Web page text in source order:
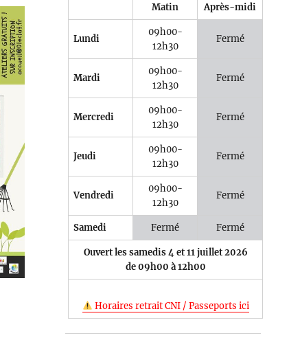
Outlook Live
Matin
Après-midi
Lundi
09h00-
12h30
Fermé
Mardi
09h00-
12h30
Fermé
Mercredi
09h00-
12h30
Fermé
Jeudi
09h00-
12h30
Fermé
Vendredi
09h00-
12h30
Fermé
Samedi Fermé Fermé
Ouvert les samedis 4 et 11 juillet 2026
de 09h00 à 12h00
Horaires retrait CNI / Passeports ici